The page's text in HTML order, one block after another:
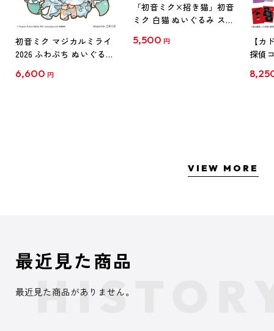
初音ミク マジカルミライ
2026 ふわぷち ぬいぐるみ
6,600 円
「初音ミク×招き猫」初音
ミク 白猫 ぬいぐるみ スタ
5,500 円
【カ
探偵
クリ
VIEW MORE
最近見た商品
最近見た商品がありません。